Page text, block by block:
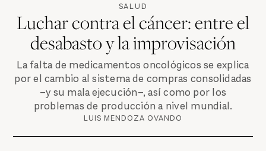
SALUD
Luchar contra el cáncer: entre el
desabasto y la improvisación
La falta de medicamentos oncológicos se explica
por el cambio al sistema de compras consolidadas
–y su mala ejecución–, así como por los
problemas de producción a nivel mundial.
LUIS MENDOZA OVANDO